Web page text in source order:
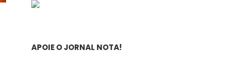
APOIE O JORNAL NOTA!